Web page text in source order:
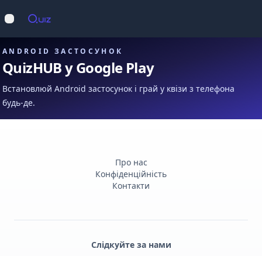
Відкрити меню
ANDROID ЗАСТОСУНОК
QuizHUB у Google Play
Встановлюй Android застосунок і грай у квізи з телефона
будь-де.
Про нас
Конфіденційність
Контакти
Слідкуйте за нами